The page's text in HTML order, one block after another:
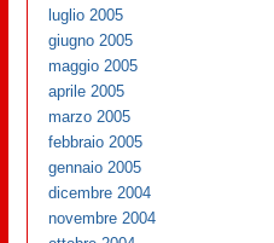
luglio 2005
giugno 2005
maggio 2005
aprile 2005
marzo 2005
febbraio 2005
gennaio 2005
dicembre 2004
novembre 2004